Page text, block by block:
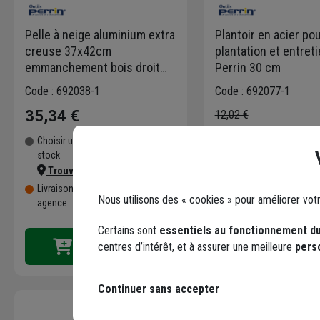
Pelle à neige aluminium extra
creuse 37x42cm
emmanchement bois droit
120 cm
Code : 692038-1
35,34 €
Choisir une agence pour vérifier le
stock
Trouver du stock en agence
Livraison disponible selon stock
agence
Plantoir en acier
plantation et
Perrin 30 cm
Code : 692077-1
12,02 €
éco-contribution
Trouver du stock
Nous utilisons des « cookies » pour améliorer
Certains sont essentiels au fonctionnement
centres d’intérêt, et à assurer une meilleure
Continuer sans accepter